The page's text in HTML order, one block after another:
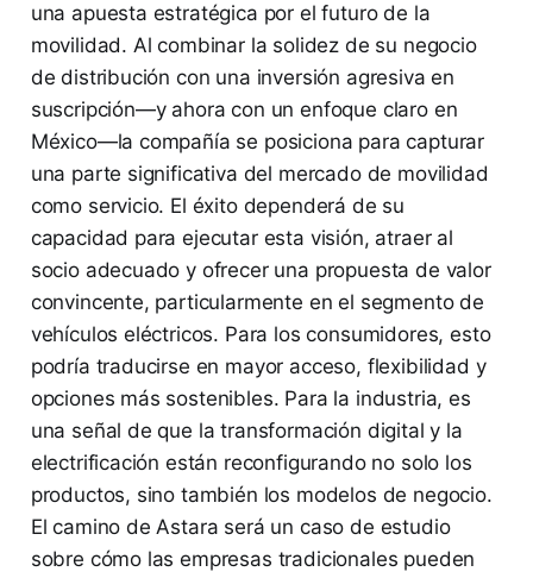
una apuesta estratégica por el futuro de la
movilidad. Al combinar la solidez de su negocio
de distribución con una inversión agresiva en
suscripción—y ahora con un enfoque claro en
México—la compañía se posiciona para capturar
una parte significativa del mercado de movilidad
como servicio. El éxito dependerá de su
capacidad para ejecutar esta visión, atraer al
socio adecuado y ofrecer una propuesta de valor
convincente, particularmente en el segmento de
vehículos eléctricos. Para los consumidores, esto
podría traducirse en mayor acceso, flexibilidad y
opciones más sostenibles. Para la industria, es
una señal de que la transformación digital y la
electrificación están reconfigurando no solo los
productos, sino también los modelos de negocio.
El camino de Astara será un caso de estudio
sobre cómo las empresas tradicionales pueden